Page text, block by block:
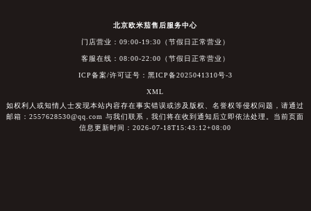
北京欧米茄售后服务中心
门店营业：09:00-19:30（节假日正常营业）
客服在线：08:00-22:00（节假日正常营业）
ICP备案/许可证号：黑ICP备2025041310号-3
XML
如权利人或知情人士发现本站内容存在事实错误或涉及版权、名誉权等侵权问题，请通过
邮箱：2557628530@qq.com 与我们联系，我们将在收到通知后立即依法处理。当前页面
信息更新时间：2026-07-18T15:43:12+08:00